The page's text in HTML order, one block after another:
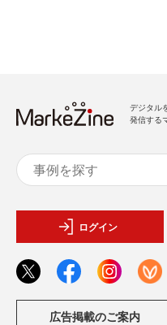
デジタル
発信する
ログイン
広告掲載のご案内